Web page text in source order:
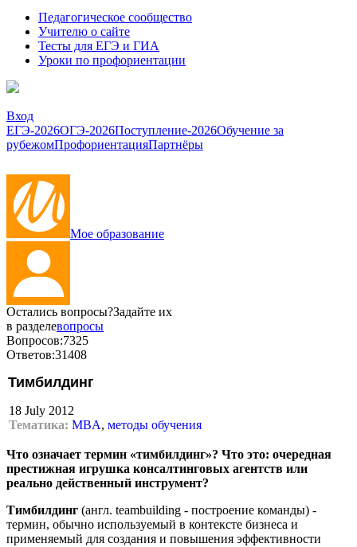
Педагогическое сообщество
Учителю о сайте
Тесты для ЕГЭ и ГИА
Уроки по профориентации
Вход
ЕГЭ-2026ОГЭ-2026Поступление-2026Обучение за
рубежомПрофориентацияПартнёры
Мое образование
Остались вопросы?Задайте их
в разделевопросы
Вопросов:7325
Ответов:31408
Тимбилдинг
18 July 2012
Тематика: MBA, методы обучения
Что означает термин «тимбилдинг»? Что это: очередная
престижная игрушка консалтинговых агентств или
реально действенный инструмент?
Тимбилдинг (англ. teambuilding - построение команды) -
термин, обычно используемый в контексте бизнеса и
применяемый для создания и повышения эффективности